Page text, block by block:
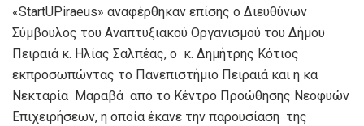
«StartUPiraeus» αναφέρθηκαν επίσης ο Διευθύνων
Σύμβουλος του Αναπτυξιακού Οργανισμού του Δήμου
Πειραιά κ. Ηλίας Σαλπέας, ο κ. Δημήτρης Κότιος
εκπροσωπώντας το Πανεπιστήμιο Πειραιά και η κα
Νεκταρία Μαραβά από το Κέντρο Προώθησης Νεοφυών
Επιχειρήσεων, η οποία έκανε την παρουσίαση της